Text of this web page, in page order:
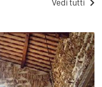
Vedi tutti